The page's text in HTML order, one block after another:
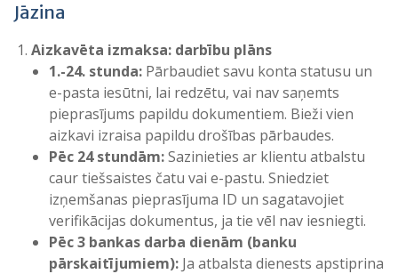
Jāzina
Aizkavēta izmaksa: darbību plāns
1.-24. stunda: Pārbaudiet savu konta statusu un
e-pasta iesūtni, lai redzētu, vai nav saņemts
pieprasījums papildu dokumentiem. Bieži vien
aizkavi izraisa papildu drošības pārbaudes.
Pēc 24 stundām:Sazinieties ar klientu atbalstu
caur tiešsaistes čatu vai e-pastu. Sniedziet
izņemšanas pieprasījuma ID un sagatavojiet
verifikācijas dokumentus, ja tie vēl nav iesniegti.
Pēc 3 bankas darba dienām (banku
pārskaitījumiem): Ja atbalsta dienests apstiprina